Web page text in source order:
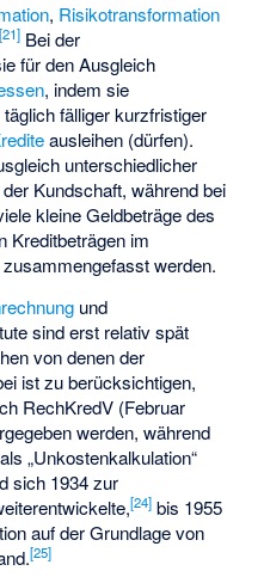
, Risikotransformation
[21] Bei der
für den Ausgleich
, indem sie
täglich fälligerkurzfristiger
ausleihen (dürfen).
unterschiedlicher
Kundschaft, während bei
kleine Geldbeträge des
Kreditbeträgen im
werden.
und
sind erst relativ spät
von denen der
ist zu berücksichtigen,
RechKredV (Februar
werden, während
„Unkostenkalkulation“
sich 1934 zur
[24] bis 1955
auf der Grundlage von
[25]